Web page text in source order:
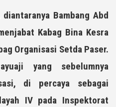
Bambang Abd
Kabag Bina Kesra
Organisasi Setda Paser.
yang sebelumnya
di percaya sebagai
IV pada Inspektorat